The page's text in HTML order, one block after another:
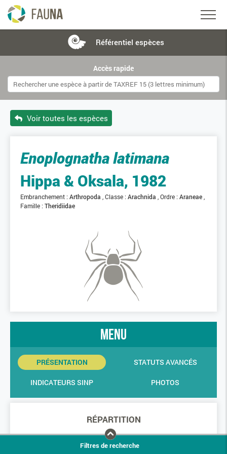
Référentiel espèces
Accès rapide
Voir toutes les espèces
Enoplognatha latimana
Hippa & Oksala, 1982
Embranchement : Arthropoda Classe : Arachnida Ordre : Araneae
Famille : Theridiidae
menu
PRÉSENTATION STATUTS AVANCÉS
INDICATEURS SINP PHOTOS
RÉPARTITION
Filtres de recherche